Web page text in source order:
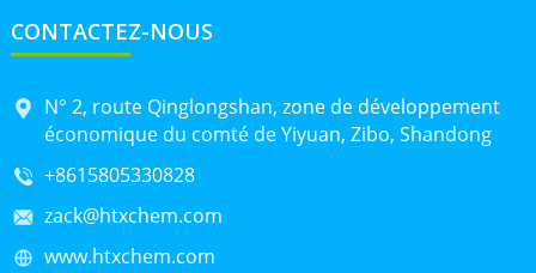
CONTACTEZ-NOUS
N° 2, route Qinglongshan, zone de développement
économique du comté de Yiyuan, Zibo, Shandong
+8615805330828
zack@htxchem.com
www.htxchem.com